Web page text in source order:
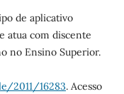
de aplicativo
atua com discente
no Ensino Superior.
2011/16283. Acesso